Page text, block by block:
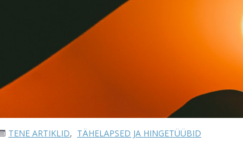
TENE ARTIKLID, TÄHELAPSED JA HINGETÜÜBID